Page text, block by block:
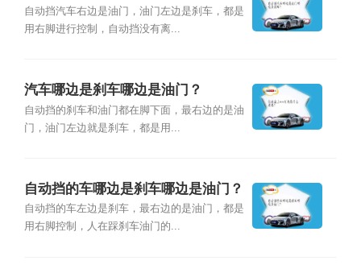
自动挡汽车右边是油门，油门左边是刹车，都是
用右脚进行控制，自动挡没有离...
汽车哪边是刹车哪边是油门？
自动挡的刹车和油门都在脚下面，最右边的是油
门，油门左边就是刹车，都是用...
自动挡的车哪边是刹车哪边是油门？
自动挡的车左边是刹车，最右边的是油门，都是
用右脚控制，人在踩刹车油门的...